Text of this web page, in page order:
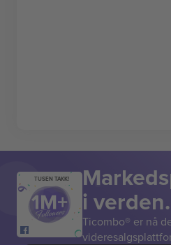
TUSEN TAKK!
i verden.
Ticombo® er nå